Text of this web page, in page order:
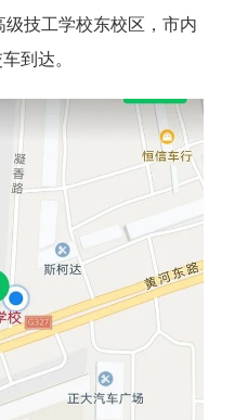
技工学校东校区，市内
到达。